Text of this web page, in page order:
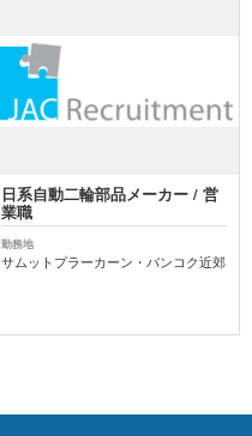
日系自動二輪部品メーカー / 営
業職
勤務地
サムットプラーカーン・バンコク近郊